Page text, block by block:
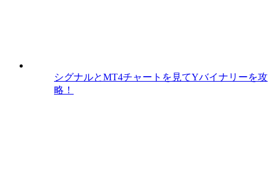
シグナルとMT4チャートを見てYバイナリーを攻
略！